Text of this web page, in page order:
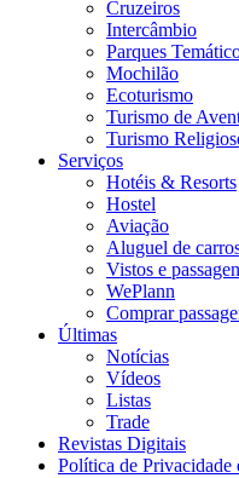
Cruzeiros
Intercâmbio
Parques
Mochilão
Ecoturismo
Turismo de
Turismo
Serviços
Hotéis & Resorts
Hostel
Aviação
Aluguel de
Vistos e
WePlann
Comprar
Últimas
Notícias
Vídeos
Listas
Trade
Revistas Digitais
Política de Privacidade